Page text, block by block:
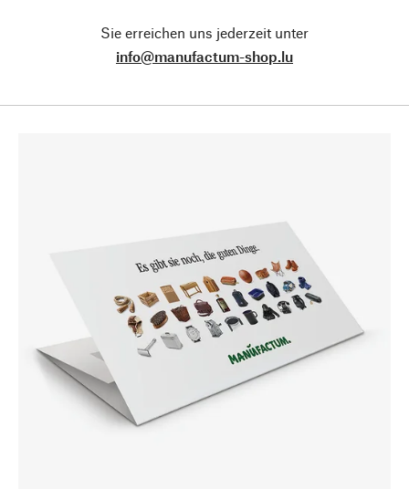
Sie erreichen uns jederzeit unter
info@manufactum-shop.lu